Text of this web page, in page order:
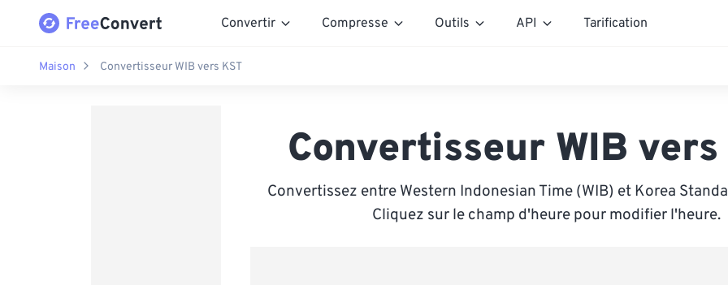
Convertir Compresse Outils API Tarification
Maison Convertisseur WIB vers KST
Convertisseur WIB vers
Convertissez entre Western Indonesian Time (WIB) et Korea
Cliquez sur le champ d'heure pour modifier l'heure.